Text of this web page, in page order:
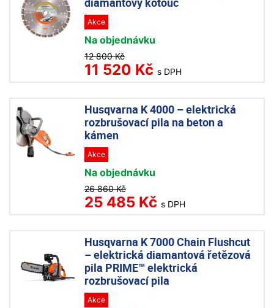
Akce
Na objednávku
12 800 Kč
11 520 Kč s DPH
Husqvarna K 4000 – elektrická
rozbrušovací pila na beton a
kámen
Akce
Na objednávku
26 860 Kč
25 485 Kč s DPH
Husqvarna K 7000 Chain Flushcut
– elektrická diamantová řetězová
pila PRIME™ elektrická
rozbrušovací pila
Akce